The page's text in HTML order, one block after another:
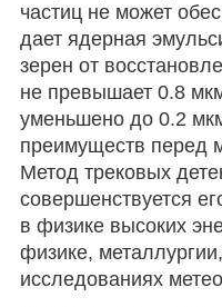
частиц не может
дает ядерная
зерен от
не превышает 0.8
уменьшено до 0.2
преимуществ перед
Метод трековых
совершенствуется
в физике высоких
физике,
исследованиях